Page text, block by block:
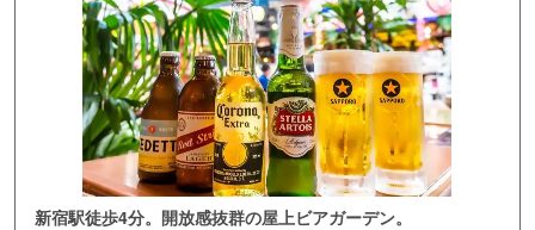
新宿駅徒歩4分。開放感抜群の屋上ビアガーデン。